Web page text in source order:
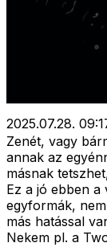
2025.07.28.
Zenét, vagy
annak az
másnak
Ez a jó ebben
egyformák,
más hatással
Nekem pl. a